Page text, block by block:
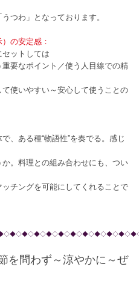
つわ」となっております。
の安定感：
ットしては
要なポイント／使う人目線での精
使いやすい～安心して使うことの
、ある種“物語性”を奏でる。感じ
。料理との組み合わせにも、つい
チングを可能にしてくれることで
を問わず～涼やかに～ぜ